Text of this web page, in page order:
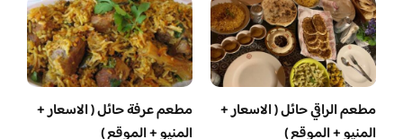
مطعم الراقي حائل ( الاسعار +
المنيو + الموقع )
مطعم عرفة حائل ( الاسعار +
المنيو + الموقع )